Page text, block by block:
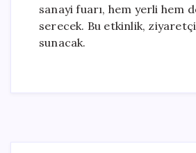
sanayi fuarı, hem yerli hem
serecek. Bu etkinlik,
sunacak.